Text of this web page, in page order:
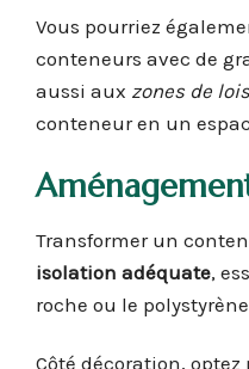
Vous pourriez
conteneurs avec de
aussi aux zones de
conteneur en un
Transformer un
isolation adéquate,
roche ou le
Côté décoration,